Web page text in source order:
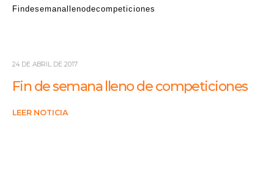
Findesemanallenodecompeticiones
24 DE ABRIL DE 2017
Fin de semana lleno de competiciones
LEER NOTICIA